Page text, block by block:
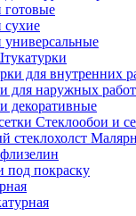
для наружных работ
декоративные
Стеклообои и
под покраску